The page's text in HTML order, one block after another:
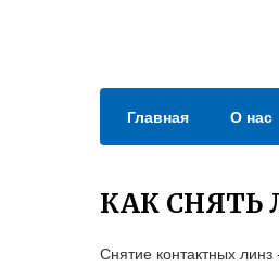
Главная О нас
КАК СНЯТЬ
Снятие контактных